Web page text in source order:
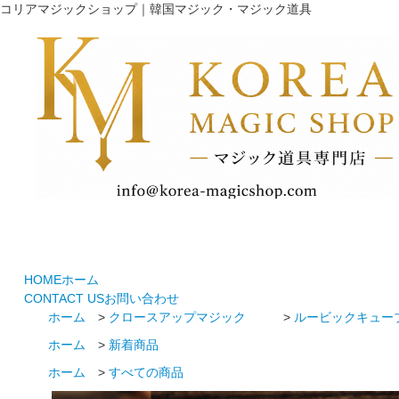
コリアマジックショップ｜韓国マジック・マジック道具
HOMEホーム
CONTACT USお問い合わせ
ホーム
> クロースアップマジック > ルービックキュー
ホーム
> 新着商品
ホーム
>すべての商品